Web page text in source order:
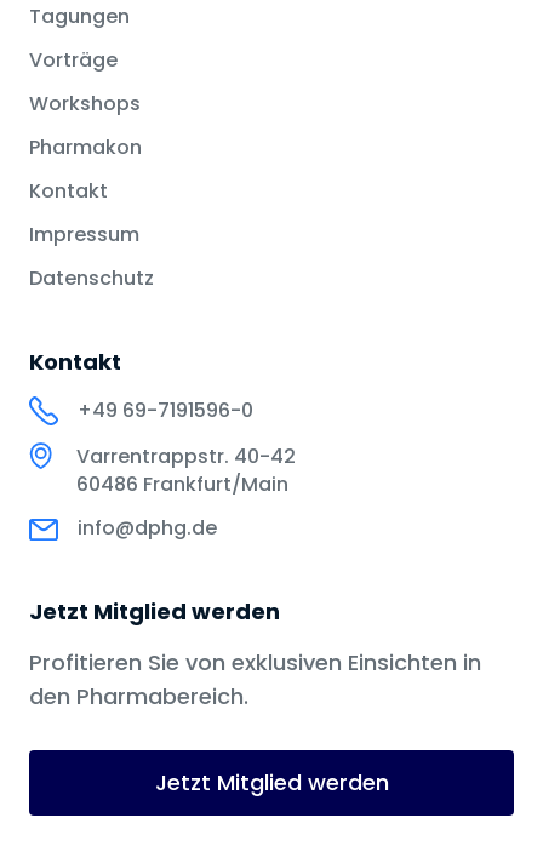
Tagungen
Vorträge
Workshops
Pharmakon
Kontakt
Impressum
Datenschutz
Kontakt
+49 69-7191596-0
Varrentrappstr. 40-42
60486 Frankfurt/Main
info@dphg.de
Jetzt Mitglied werden
Profitieren Sie von exklusiven Einsichten in
den Pharmabereich.
Jetzt Mitglied werden